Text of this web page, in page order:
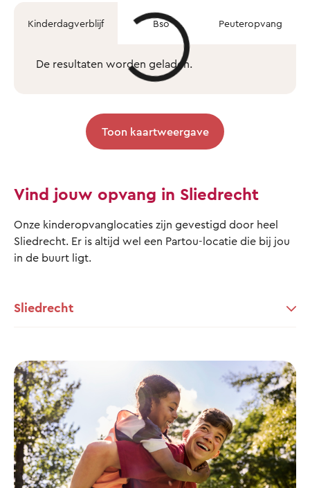
Kinderdagverblijf Bso Peuteropvang
De resultaten worden geladen.
Toon kaartweergave
Vind jouw opvang in Sliedrecht
Onze kinderopvanglocaties zijn gevestigd door heel
Sliedrecht. Er is altijd wel een Partou-locatie die bij jou
in de buurt ligt.
Sliedrecht